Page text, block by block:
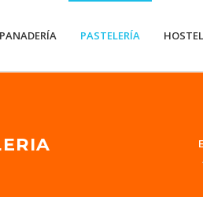
PANADERÍA PASTELERÍA